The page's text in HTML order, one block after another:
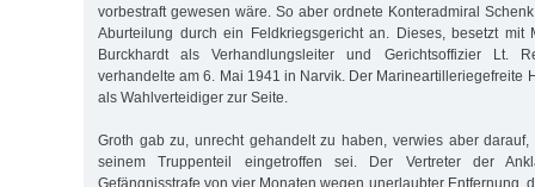
vorbestraft gewesen wäre. So aber ordnete Konteradmiral
Aburteilung durch ein Feldkriegsgericht an. Dieses, besetzt mit
Burckhardt als Verhandlungsleiter und Gerichtsoffizier Lt.
verhandelte am 6. Mai 1941 in Narvik. Der Marineartilleriegefreite
als Wahlverteidiger zur Seite.
Groth gab zu, unrecht gehandelt zu haben, verwies aber
seinem Truppenteil eingetroffen sei. Der Vertreter der
Gefängnisstrafe von vier Monaten wegen unerlaubter Entfernung,